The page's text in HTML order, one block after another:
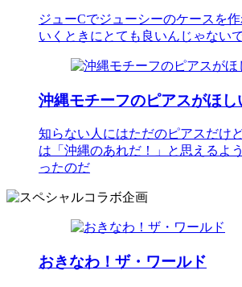
ジューCでジューシーのケースを
いくときにとても良いんじゃない
沖縄モチーフのピアスがほし
知らない人にはただのピアスだけ
は「沖縄のあれだ！」と思えるよ
ったのだ
おきなわ！ザ・ワールド